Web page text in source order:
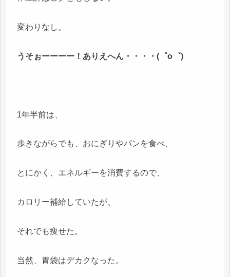
変わりなし。
うそぉーーーー！ありえへん・・・・(゜o゜)
1年半前は、
歩きながらでも、おにぎりやパンを食べ、
とにかく、エネルギーを消費するので、
カロリー補給していたが、
それでも痩せた。
当然、胃袋はデカクなった。